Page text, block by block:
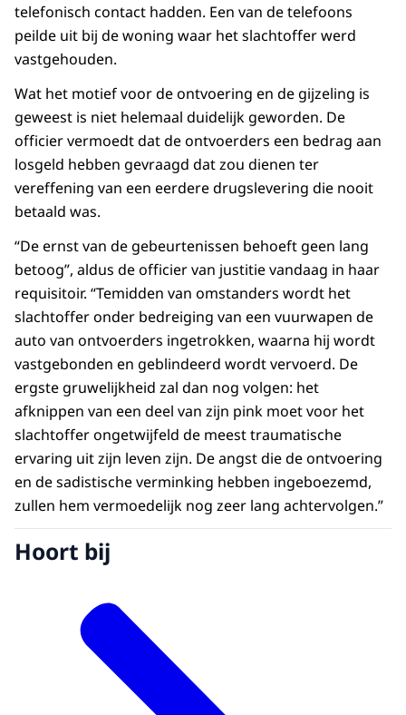
telefonisch contact hadden. Een van de telefoons
peilde uit bij de woning waar het slachtoffer werd
vastgehouden.
Wat het motief voor de ontvoering en de gijzeling is
geweest is niet helemaal duidelijk geworden. De
officier vermoedt dat de ontvoerders een bedrag aan
losgeld hebben gevraagd dat zou dienen ter
vereffening van een eerdere drugslevering die nooit
betaald was.
“De ernst van de gebeurtenissen behoeft geen lang
betoog”, aldus de officier van justitie vandaag in haar
requisitoir. “Temidden van omstanders wordt het
slachtoffer onder bedreiging van een vuurwapen de
auto van ontvoerders ingetrokken, waarna hij wordt
vastgebonden en geblindeerd wordt vervoerd. De
ergste gruwelijkheid zal dan nog volgen: het
afknippen van een deel van zijn pink moet voor het
slachtoffer ongetwijfeld de meest traumatische
ervaring uit zijn leven zijn. De angst die de ontvoering
en de sadistische verminking hebben ingeboezemd,
zullen hem vermoedelijk nog zeer lang achtervolgen.”
Hoort bij